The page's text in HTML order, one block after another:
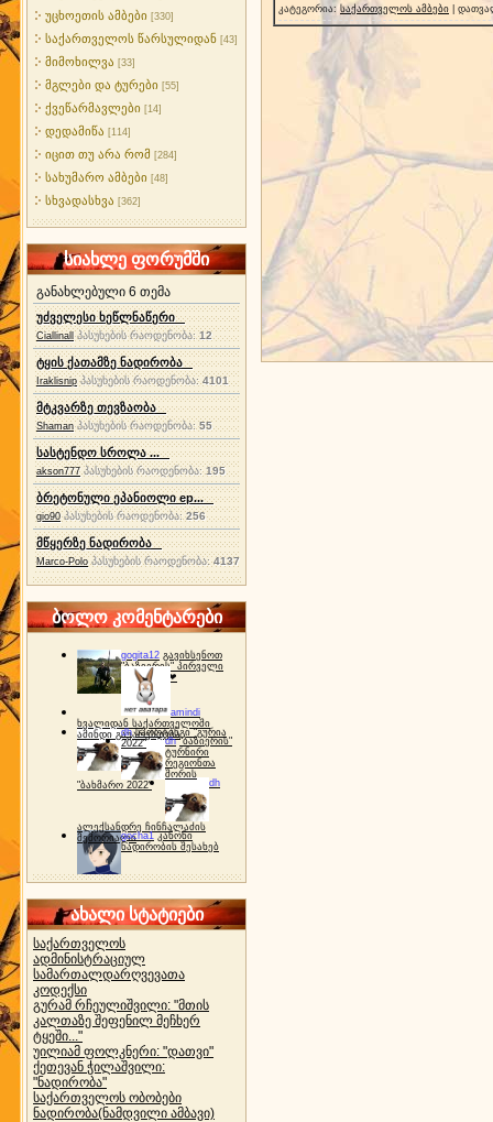
უცხოეთის ამბები [330]
საქართველოს წარსულიდან [43]
მიმოხილვა [33]
მგლები და ტურები [55]
ქვეწარმავლები [14]
დედამიწა [114]
იცით თუ არა რომ [284]
სახუმარო ამბები [48]
სხვადასხვა [362]
სიახლე ფორუმში
განახლებული 6 თემა
უძველესი ხეწლნაწერი
Ciallinall პასუხების რაოდენობა:12
ტყის ქათამზე ნადირობა
Iraklisnip პასუხების რაოდენობა: 4101
მტკვარზე თევზაობა
Shaman პასუხების რაოდენობა:55
სასტენდო სროლა ...
akson777 პასუხების რაოდენობა:195
ბრეტონული ეპანიოლი ep...
gio90 პასუხების რაოდენობა:256
მწყერზე ნადირობა
Marco-Polo პასუხების რაოდენობა:4137
ბოლო კომენტარები
gogita12 გავიხსენოთ
"ბაზიერის" პირველი
ტურნირი ❤
amindi
ხვალიდან საქართველოში
ამინდი გაუარესდება
dh სპორტინგი "გურია
2022"
dh "ბაზიერის"
ტურნირი
რეგიონთა
შორის
"ბახმარო 2022"
dh
ალექსანდრე ჩინჩალაძის
მემორიალიgocha1 კანონი
ნადირობის შესახებ
ახალი სტატიები
საქართველოს
ადმინისტრაციულ
სამართალდარღვევათა
კოდექსი
გურამ რჩეულიშვილი: "მთის
კალთაზე შეფენილ მეჩხერ
ტყეში..."
უილიამ ფოლკნერი: "დათვი"
ქეთევან ჭილაშვილი:
"ნადირობა"
საქართველოს ობობები
ნადირობა(ნამდვილი ამბავი)
კატეგორია: საქართველოს ამბები |